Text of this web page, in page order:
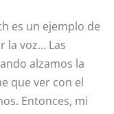
es un ejemplo de
la voz… Las
alzamos la
que ver con el
Entonces, mi